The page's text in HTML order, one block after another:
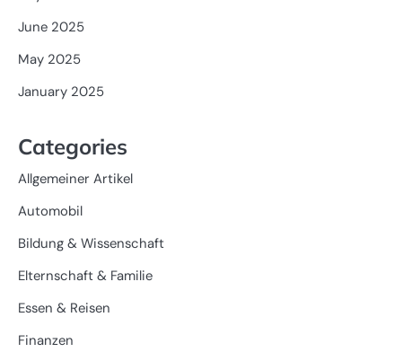
June 2025
May 2025
January 2025
Categories
Allgemeiner Artikel
Automobil
Bildung & Wissenschaft
Elternschaft & Familie
Essen & Reisen
Finanzen